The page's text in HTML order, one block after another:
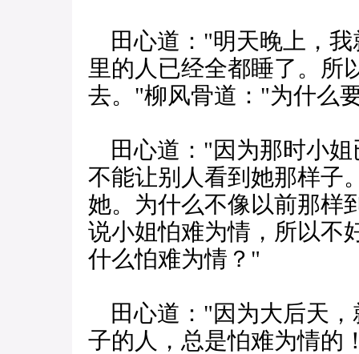
田心道："明天晚上，我
里的人已经全都睡了。所
去。"柳风骨道："为什么
田心道："因为那时小姐
不能让别人看到她那样子
她。为什么不像以前那样
说小姐怕难为情，所以不
什么怕难为情？"
田心道："因为大后天，
子的人，总是怕难为情的